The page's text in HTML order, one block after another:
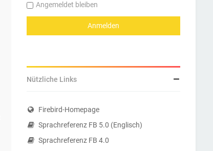
Angemeldet bleiben
Nützliche Links
Firebird-Homepage
Sprachreferenz FB 5.0 (Englisch)
Sprachreferenz FB 4.0